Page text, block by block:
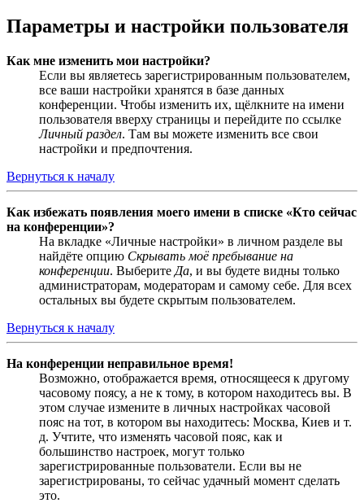
Параметры и настройки пользователя
Как мне изменить мои настройки?
Если вы являетесь зарегистрированным пользователем,
все ваши настройки хранятся в базе данных
конференции. Чтобы изменить их, щёлкните на имени
пользователя вверху страницы и перейдите по ссылке
Личный раздел. Там вы можете изменить все свои
настройки и предпочтения.
Вернуться к началу
Как избежать появления моего имени в списке «Кто сейчас
на конференции»?
На вкладке «Личные настройки» в личном разделе вы
найдёте опцию Скрывать моё пребывание на
конференции. Выберите Да, и вы будете видны только
администраторам, модераторам и самому себе. Для всех
остальных вы будете скрытым пользователем.
Вернуться к началу
На конференции неправильное время!
Возможно, отображается время, относящееся к другому
часовому поясу, а не к тому, в котором находитесь вы. В
этом случае измените в личных настройках часовой
пояс на тот, в котором вы находитесь: Москва, Киев и т.
д. Учтите, что изменять часовой пояс, как и
большинство настроек, могут только
зарегистрированные пользователи. Если вы не
зарегистрированы, то сейчас удачный момент сделать
это.